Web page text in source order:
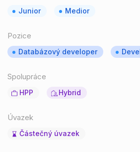
Junior Medior
Pozice
Databázový developer
Spolupráce
HPP Hybrid
Úvazek
Částečný úvazek